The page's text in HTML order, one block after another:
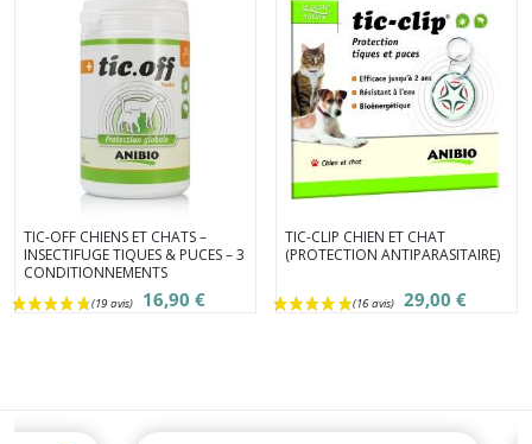
(1 avis)
TIC-OFF CHIENS ET CHATS –
INSECTIFUGE TIQUES & PUCES – 3
CONDITIONNEMENTS
16,90 €
TIC-CLIP CHIEN ET CHAT
(PROTECTION ANTIPARASITAIRE)
29,00 €